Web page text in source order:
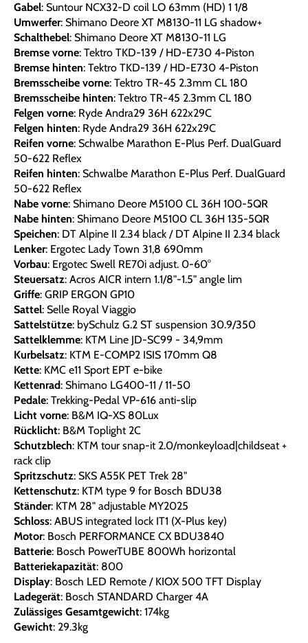
Gabel: Suntour NCX32-D coil LO 63mm (HD) 1 1/8
Umwerfer: Shimano Deore XT M8130-11 LG shadow+
Schalthebel: Shimano Deore XT M8130-11 LG
Bremse vorne: Tektro TKD-139 / HD-E730 4-Piston
Bremse hinten: Tektro TKD-139 / HD-E730 4-Piston
Bremsscheibe vorne: Tektro TR-45 2.3mm CL 180
Bremsscheibe hinten: Tektro TR-45 2.3mm CL 180
Felgen vorne: Ryde Andra29 36H 622x29C
Felgen hinten: Ryde Andra29 36H 622x29C
Reifen vorne: Schwalbe Marathon E-Plus Perf. DualGuard
50-622 Reflex
Reifen hinten: Schwalbe Marathon E-Plus Perf. DualGuard
50-622 Reflex
Nabe vorne: Shimano Deore M5100 CL 36H 100-5QR
Nabe hinten: Shimano Deore M5100 CL 36H 135-5QR
Speichen: DT Alpine II 2.34 black / DT Alpine II 2.34 black
Lenker: Ergotec Lady Town 31,8 690mm
Vorbau: Ergotec Swell RE70i adjust. 0-60°
Steuersatz: Acros AICR intern 1.1/8"-1.5" angle lim
Griffe: GRIP ERGON GP10
Sattel: Selle Royal Viaggio
Sattelstütze: bySchulz G.2 ST suspension 30.9/350
Sattelklemme: KTM Line JD-SC99 - 34,9mm
Kurbelsatz: KTM E-COMP2 ISIS 170mm Q8
Kette: KMC e11 Sport EPT e-bike
Kettenrad: Shimano LG400-11 / 11-50
Pedale: Trekking-Pedal VP-616 anti-slip
Licht vorne: B&M IQ-XS 80Lux
Rücklicht: B&M Toplight 2C
Schutzblech: KTM tour snap-it 2.0/monkeyload|childseat +
rack clip
Spritzschutz: SKS A55K PET Trek 28"
Kettenschutz: KTM type 9 for Bosch BDU38
Ständer: KTM 28" adjustable MY2025
Schloss: ABUS integrated lock IT1 (X-Plus key)
Motor: Bosch PERFORMANCE CX BDU3840
Batterie: Bosch PowerTUBE 800Wh horizontal
Batteriekapazität: 800
Display: Bosch LED Remote / KIOX 500 TFT Display
Ladegerät: Bosch STANDARD Charger 4A
Zulässiges Gesamtgewicht: 174kg
Gewicht: 29.3kg